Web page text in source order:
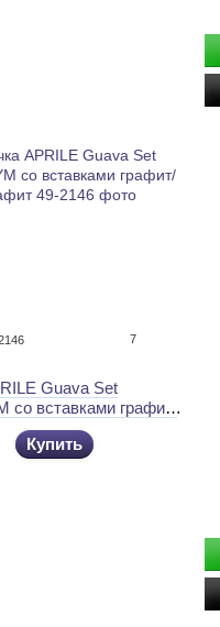
7
Guava Set
со вставками графит/
Купить